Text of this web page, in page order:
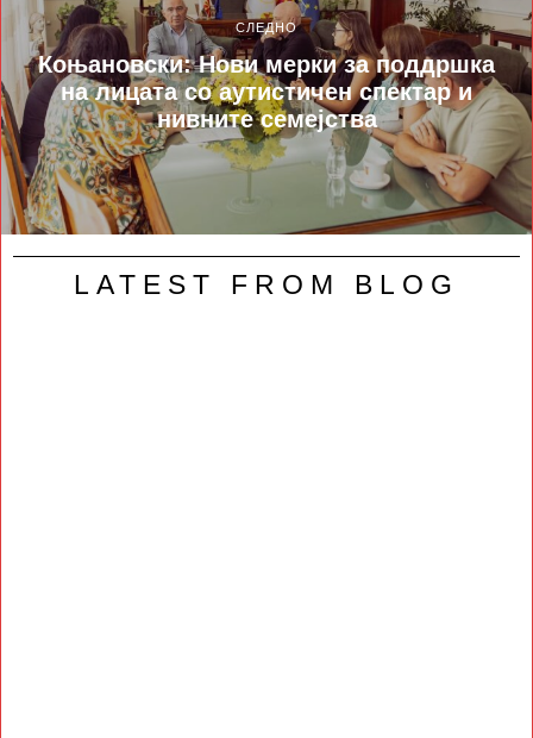
СЛЕДНО
Коњановски: Нови мерки за поддршка
на лицата со аутистичен спектар и
нивните семејства
LATEST FROM BLOG